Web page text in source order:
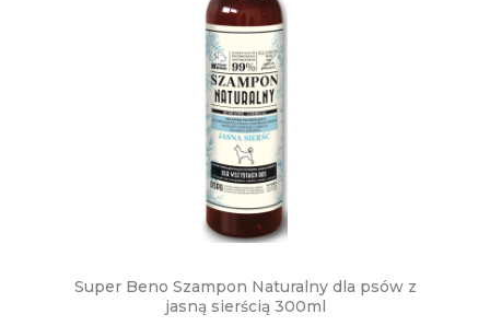
Super Beno Szampon Naturalny dla psów z
jasną sierścią 300ml